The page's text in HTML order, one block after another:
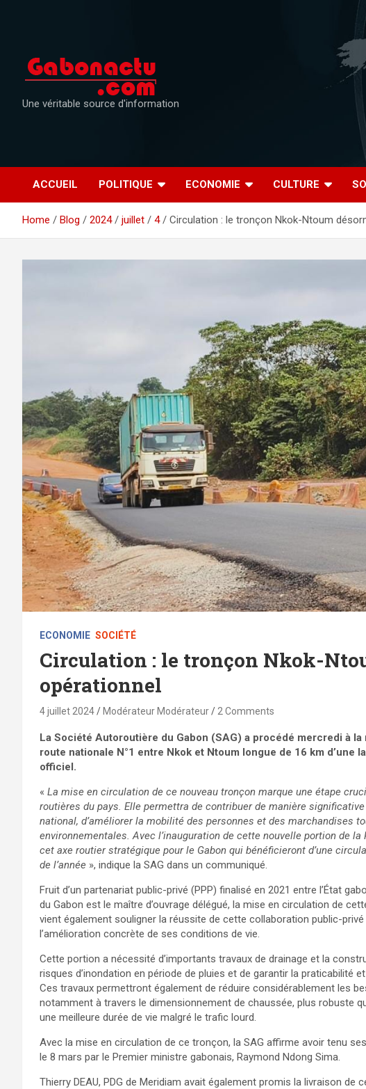
Une véritable source d'information
ACCUEIL POLITIQUE ECONOMIE CULTURE
Home Blog 2024 juillet 4 Circulation : le tronçon Nkok-Ntoum
ECONOMIE SOCIÉTÉ
Circulation : le tronçon Nkok-
opérationnel
4 juillet 2024 Modérateur Modérateur 2 Comments
La Société Autoroutière du Gabon (SAG) a procédé mercredi à
route nationale N°1 entre Nkok et Ntoum longue de 16 km d’une
officiel.
« La mise en circulation de ce nouveau tronçon marque une étape
routières du pays. Elle permettra de contribuer de manière
national, d’améliorer la mobilité des personnes et des marchandises
environnementales. Avec l’inauguration de cette nouvelle portion de
cet axe routier stratégique pour le Gabon qui bénéficieront d’une
de l’année », indique la SAG dans un communiqué.
Fruit d’un partenariat public-privé (PPP) finalisé en 2021 entre l’État
du Gabon est le maître d’ouvrage délégué, la mise en circulation de
vient également souligner la réussite de cette collaboration public-
l’amélioration concrète de ses conditions de vie.
Cette portion a nécessité d’importants travaux de drainage et la
risques d’inondation en période de pluies et de garantir la praticabilité
Ces travaux permettront également de réduire considérablement les
notamment à travers le dimensionnement de chaussée, plus robuste
une meilleure durée de vie malgré le trafic lourd.
Avec la mise en circulation de ce tronçon, la SAG affirme avoir tenu
le 8 mars par le Premier ministre gabonais, Raymond Ndong Sima.
Thierry DEAU, PDG de Meridiam avait également promis la livraison